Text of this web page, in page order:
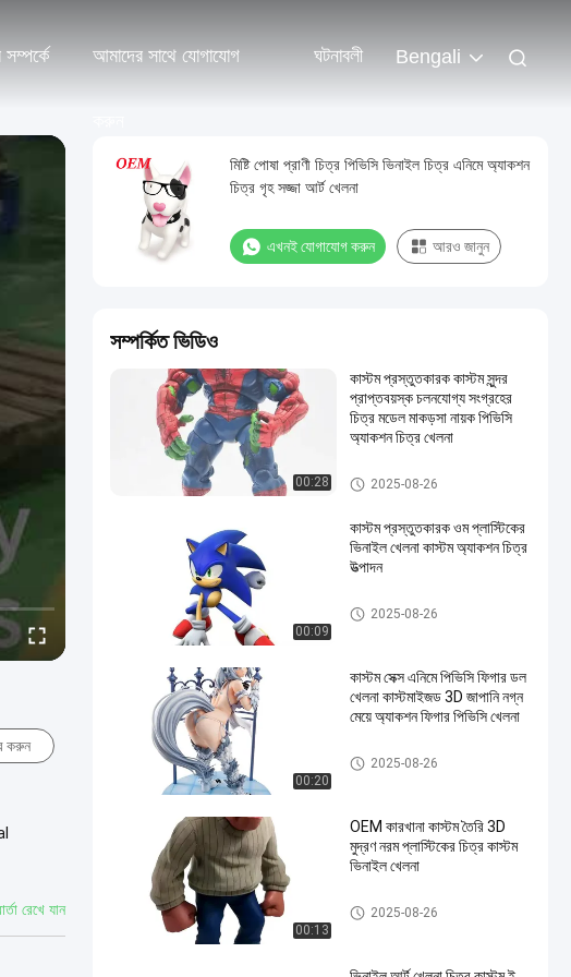
আমাদের সাথে যোগাযোগ ঘটনাবলী Bengali
করুন
রেখে যান
মিষ্টি পোষা প্রাণী চিত্র পিভিসি ভিনাইল চিত্র এনিমে অ্যাকশন
চিত্র গৃহ সজ্জা আর্ট খেলনা
এখনই যোগাযোগ করুন আরও জানুন
সম্পর্কিত ভিডিও
00:28
কাস্টম প্রস্তুতকারক কাস্টম সুন্দর
প্রাপ্তবয়স্ক চলনযোগ্য সংগ্রহের
চিত্র মডেল মাকড়সা নায়ক পিভিসি
অ্যাকশন চিত্র খেলনা
প্লাস্টিকের চিত্র/চিত্র/চিত্র/চিত্র
2025-08-26
00:09
কাস্টম প্রস্তুতকারক ওম প্লাস্টিকের
ভিনাইল খেলনা কাস্টম অ্যাকশন চিত্র
উত্পাদন
কাস্টম ভিনাইল পুতুল/রোটো কাস্টিং/ভিনাইল
ফিগুর/ভিনাইল খেলনা
2025-08-26
00:20
কাস্টম সেক্স এনিমে পিভিসি ফিগার ডল
খেলনা কাস্টমাইজড 3D জাপানি নগ্ন
মেয়ে অ্যাকশন ফিগার পিভিসি খেলনা
কাস্টম ভিনাইল পুতুল/রোটো কাস্টিং/ভিনাইল
ফিগুর/ভিনাইল খেলনা
2025-08-26
00:13
OEM কারখানা কাস্টম তৈরি 3D
মুদ্রণ নরম প্লাস্টিকের চিত্র কাস্টম
ভিনাইল খেলনা
কাস্টম ভিনাইল পুতুল/রোটো কাস্টিং/ভিনাইল
ফিগুর/ভিনাইল খেলনা
2025-08-26